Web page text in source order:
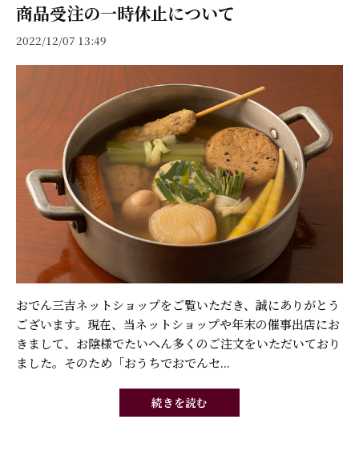
商品受注の一時休止について
2022/12/07 13:49
おでん三吉ネットショップをご覧いただき、誠にありがとう
ございます。現在、当ネットショップや年末の催事出店にお
きまして、お陰様でたいへん多くのご注文をいただいており
ました。そのため「おうちでおでんセ...
続きを読む